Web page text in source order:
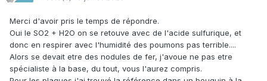
Merci d'avoir pris le temps de répondre.
Oui le SO2 + H2O on se retouve avec de l'acide sulfurique, et
donc en respirer avec l'humidité des poumons pas terrible....
Alors se devait etre des nodules de fer, j'avoue ne pas etre
spécialiste à la base, du tout, vous l'aurez compris.